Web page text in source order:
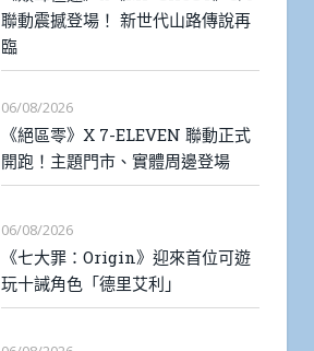
聯動震撼登場！ 新世代山路傳說再
臨
06/08/2026
《絕區零》X 7-ELEVEN 聯動正式
開跑！主題門市、實體周邊登場
06/08/2026
《七大罪：Origin》迎來首位可遊
玩十誡角色「德里艾利」